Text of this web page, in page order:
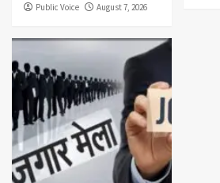
Public Voice August 7, 2026